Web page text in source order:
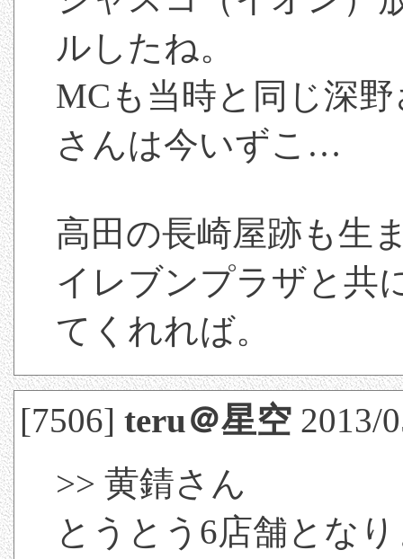
ルしたね。
MCも当時と同じ深
さんは今いずこ…
高田の長崎屋跡も生
イレブンプラザと共
てくれれば。
[7506]teru＠星空 2013/
>> 黄錆さん
とうとう6店舗とな